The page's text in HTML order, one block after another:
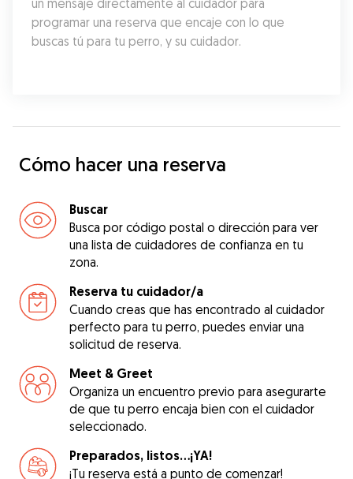
un mensaje directamente al cuidador para
programar una reserva que encaje con lo que
buscas tú para tu perro, y su cuidador.
Cómo hacer una reserva
Buscar
Busca por código postal o dirección para ver
una lista de cuidadores de confianza en tu
zona.
Reserva tu cuidador/a
Cuando creas que has encontrado al cuidador
perfecto para tu perro, puedes enviar una
solicitud de reserva.
Meet & Greet
Organiza un encuentro previo para asegurarte
de que tu perro encaja bien con el cuidador
seleccionado.
Preparados, listos...¡YA!
¡Tu reserva está a punto de comenzar!